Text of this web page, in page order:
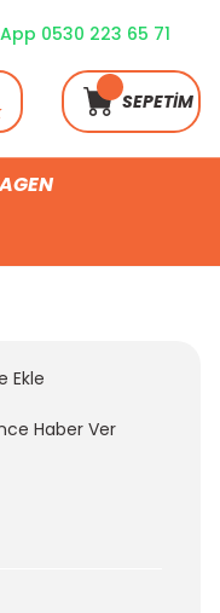
0530 223 65 71
SEPETİM
Haber Ver